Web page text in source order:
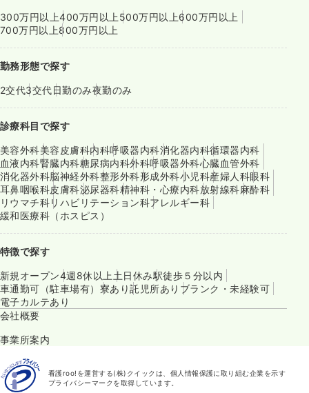
300万円以上400万円以上 500万円以上600万円以上
700万円以上800万円以上
勤務形態で探す
2交代3交代日勤のみ夜勤のみ
診療科目で探す
美容外科美容皮膚科内科呼吸器内科消化器内科循環器内科
血液内科腎臓内科糖尿病内科外科呼吸器外科心臓血管外科
消化器外科脳神経外科整形外科形成外科小児科産婦人科眼科
耳鼻咽喉科皮膚科泌尿器科精神科・心療内科放射線科麻酔科
リウマチ科リハビリテーション科アレルギー科
緩和医療科（ホスピス）
特徴で探す
新規オープン4週8休以上 土日休み駅徒歩５分以内
車通勤可（駐車場有） 寮あり託児所あり ブランク・未経験可
電子カルテあり
会社概要
事業所案内
看護roo!を運営する(株)クイックは、個人情報保護に取り組む企業を示す
プライバシーマークを取得しています。